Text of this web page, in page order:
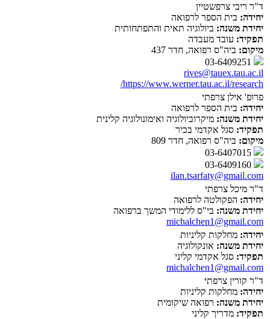
ד"ר ריבי צרפשטיין
יחידה: בית הספר לרפואה
יחידת משנה: ביולוגיה תאית והתפתחותית
תפקיד: עובד מעבדה
מיקום: ביה"ס רפואה, חדר 437
rives@tauex.tau.ac.il
https://www.werner.tau.ac.il/research/
פרופ' אילן צרפתי
יחידה: בית הספר לרפואה
יחידת משנה: מיקרוביולוגיה ואימונולוגיה קלינית
תפקיד: סגל אקדמי בכיר
מיקום: ביה"ס רפואה, חדר 809
ilan.tsarfaty@gmail.com
ד"ר מיכל צרפתי
יחידה: הפקולטה לרפואה
יחידת משנה: בי"ס ללימודי המשך ברפואה
michalchen1@gmail.com
יחידה: מחלקות קליניות
יחידת משנה: אונקולוגיה
תפקיד: סגל אקדמי קליני
michalchen1@gmail.com
ד"ר קורין צרפתי
יחידה: מחלקות קליניות
יחידת משנה: רפואה שיקומית
תפקיד: מדריך קליני